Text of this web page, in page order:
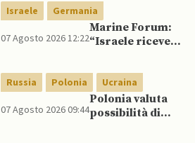
mentre è ancora
impegnato in
Ucraina
Israele Germania
07 Agosto 2026 12:22
Marine Forum:
“Israele riceve
Drakon dopo 14
anni”
Russia Polonia Ucraina
07 Agosto 2026 09:44
Polonia valuta
possibilità di